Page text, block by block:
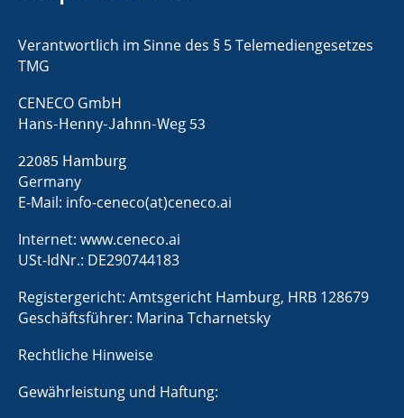
Verantwortlich im Sinne des § 5 Telemediengesetzes
TMG
CENECO GmbH
Hans-Henny-Jahnn-Weg 53
22085 Hamburg
Germany
E-Mail: info-ceneco(at)ceneco.ai
Internet: www.ceneco.ai
USt-IdNr.: DE290744183
Registergericht: Amtsgericht Hamburg, HRB 128679
Geschäftsführer: Marina Tcharnetsky
Rechtliche Hinweise
Gewährleistung und Haftung: